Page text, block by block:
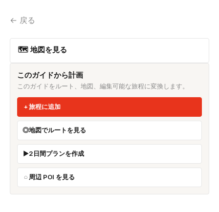
← 戻る
🗺 地図を見る
このガイドから計画
このガイドをルート、地図、編集可能な旅程に変換します。
旅程に追加
地図でルートを見る
2日間プランを作成
周辺 POI を見る